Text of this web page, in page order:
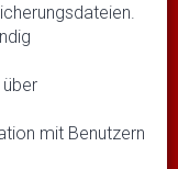
mit Benutzern